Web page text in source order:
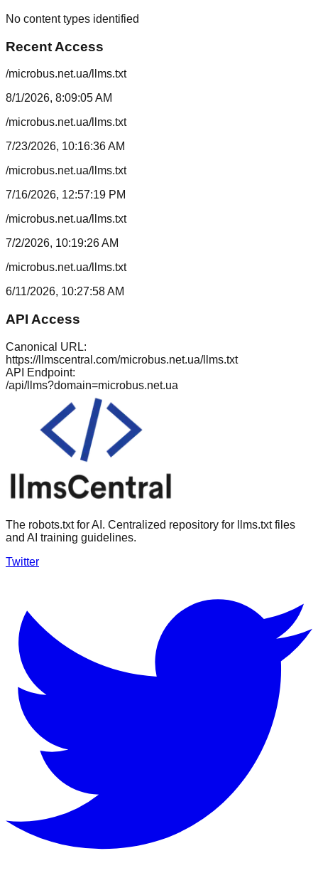
No content types identified
Recent Access
/microbus.net.ua/llms.txt
8/1/2026, 8:09:05 AM
/microbus.net.ua/llms.txt
7/23/2026, 10:16:36 AM
/microbus.net.ua/llms.txt
7/16/2026, 12:57:19 PM
/microbus.net.ua/llms.txt
7/2/2026, 10:19:26 AM
/microbus.net.ua/llms.txt
6/11/2026, 10:27:58 AM
API Access
Canonical URL:
https://llmscentral.com/microbus.net.ua/llms.txt
API Endpoint:
/api/llms?domain=microbus.net.ua
The robots.txt for AI. Centralized repository for llms.txt files
and AI training guidelines.
Twitter